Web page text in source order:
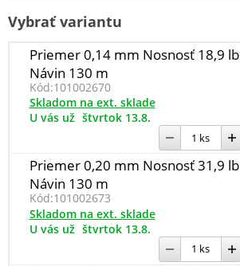
Vybrať variantu
Priemer 0,14 mm Nosnosť 18,9 lb
Návin 130 m
Kód:101002670
Skladom na ext. sklade
U vás už štvrtok 13.8.
Priemer 0,20 mm Nosnosť 31,9 lb
Návin 130 m
Kód:101002673
Skladom na ext. sklade
U vás už štvrtok 13.8.